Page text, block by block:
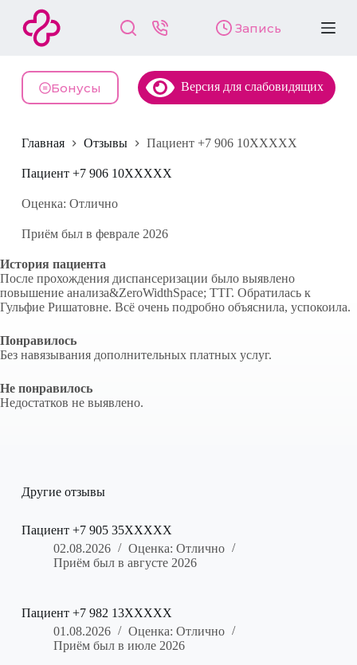
й
и
у
и
Запись
Бонусы Версия для слабовидящих
Главная Отзывы Пациент +7 906 10XXXXX
Пациент +7 906 10XXXXX
Оценка: Отлично
Приём был в феврале 2026
История пациента
После прохождения диспансеризации было выявлено
повышение анализа&ZeroWidthSpace; ТТГ. Обратилась к
Гульфие Ришатовне. Всё очень подробно объяснила, успокоила.
Понравилось
Без навязывания дополнительных платных услуг.
Не понравилось
Недостатков не выявлено.
Другие отзывы
Пациент +7 905 35XXXXX
02.08.2026
Оценка: Отлично
Приём был в августе 2026
Пациент +7 982 13XXXXX
01.08.2026
Оценка: Отлично
Приём был в июле 2026